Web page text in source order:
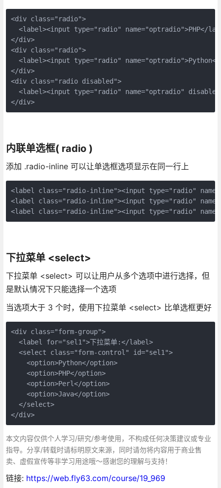
<div class="radio">
<label><input type="radio" name="optradio">PHP</
</div>
<div class="radio">
<label><input type="radio"
</div>
<div class="radio disabled">
<label><input type="radio" name="optradio"
</div>
内联单选框( radio )
添加 .radio-inline 可以让单选框选项显示在同一行上
<label class="radio-inline"><input type="radio"
<label class="radio-inline"><input type="radio"
下拉菜单 <select>
下拉菜单 <select> 可以让用户从多个选项中进行选择，但
是默认情况下只能选择一个选项
当选项大于 3 个时，使用下拉菜单 <select> 比单选框更好
<div class="form-group">
  <label for="sel1">下拉菜单:</label>
  <select class="form-control" id="sel1">
    <option>Python</option>
    <option>PHP</option>
    <option>Perl</option>
    <option>Java</option>
  </select>
</div>
本文内容仅供个人学习/研究/参考使用，不构成任何决策建议或专业
指导。分享/转载时请标明原文来源，同时请勿将内容用于商业售
卖、虚假宣传等非学习用途哦～感谢您的理解与支持！
链接: https://web.fly63.com/course/19_969